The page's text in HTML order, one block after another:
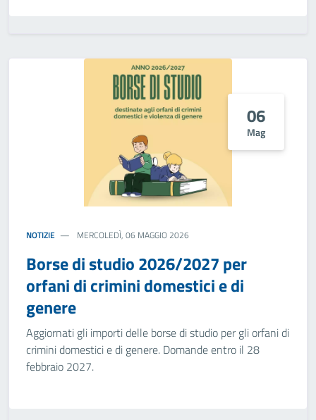
06
Mag
NOTIZIE MERCOLEDÌ, 06 MAGGIO 2026
Borse di studio 2026/2027 per
orfani di crimini domestici e di
genere
Aggiornati gli importi delle borse di studio per gli orfani di
crimini domestici e di genere. Domande entro il 28
febbraio 2027.